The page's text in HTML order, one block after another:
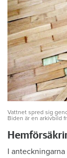
Vattnet spred sig
Biden är en arkivbild
I